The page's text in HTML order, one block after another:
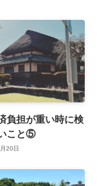
負担が重い時に検
こと⑤
20日